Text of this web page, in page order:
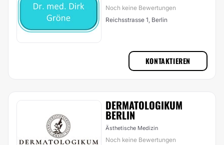
Noch keine Bewertungen
Reichsstrasse 1, Berlin
KONTAKTIEREN
DERMATOLOGIKUM
BERLIN
Ästhetische Medizin
Noch keine Bewertungen